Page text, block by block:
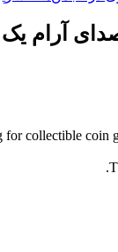
آرام
collectible coin